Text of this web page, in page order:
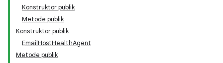
Konstruktor publik
Metode publik
Konstruktor publik
EmailHostHealthAgent
Metode publik